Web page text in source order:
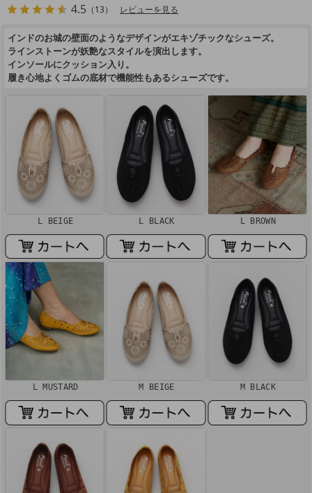
4.5 （13） レビューを見る
インドのお城の壁面のようなデザインがエキゾチックなシューズ。
ラインストーンが妖艶なスタイルを演出します。
インソールにクッション入り。
履き心地よくゴムの底材で機能性もあるシューズです。
L BEIGE L BLACK L BROWN
L MUSTARD M BEIGE M BLACK